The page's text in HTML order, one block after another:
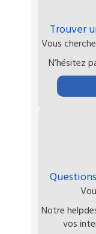
Trouver
Vous
N’hésitez
Notre
vos